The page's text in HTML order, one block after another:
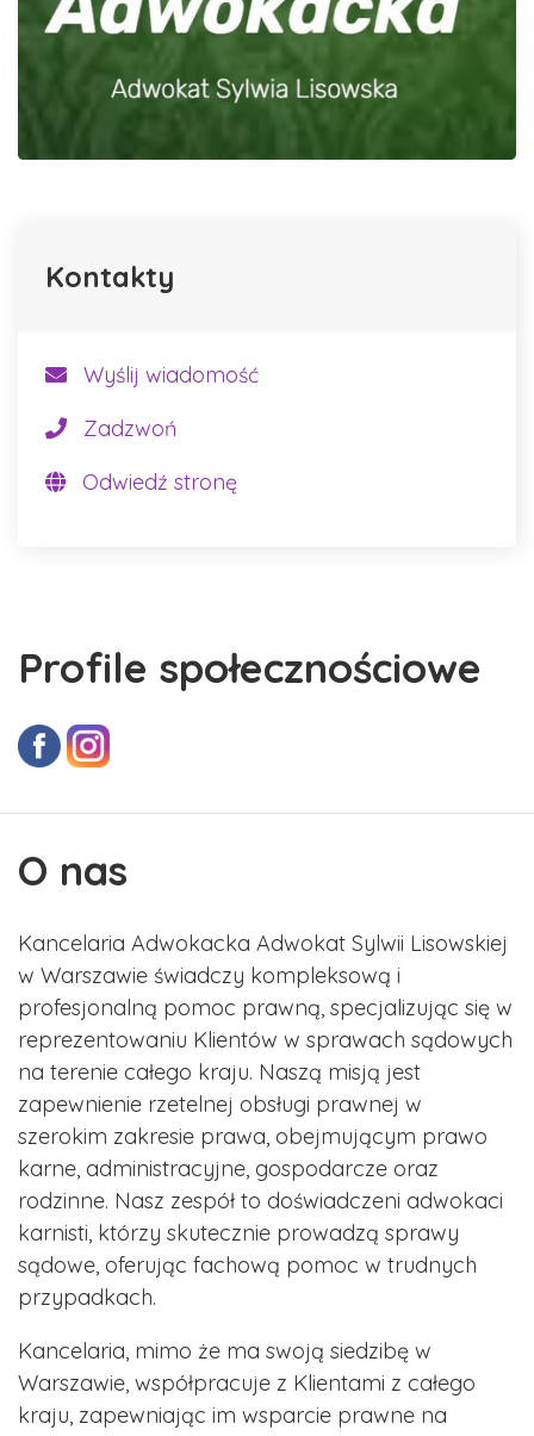
Profile społecznościowe
O nas
Kancelaria Adwokacka Adwokat Sylwii Lisowskiej
w Warszawie świadczy kompleksową i
profesjonalną pomoc prawną, specjalizując się w
reprezentowaniu Klientów w sprawach sądowych
na terenie całego kraju. Naszą misją jest
zapewnienie rzetelnej obsługi prawnej w
szerokim zakresie prawa, obejmującym prawo
karne, administracyjne, gospodarcze oraz
rodzinne. Nasz zespół to doświadczeni adwokaci
karnisti, którzy skutecznie prowadzą sprawy
sądowe, oferując fachową pomoc w trudnych
przypadkach.
Kancelaria, mimo że ma swoją siedzibę w
Warszawie, współpracuje z Klientami z całego
kraju, zapewniając im wsparcie prawne na
Kontakty
Wyślij wiadomość
Zadzwoń
Odwiedź stronę